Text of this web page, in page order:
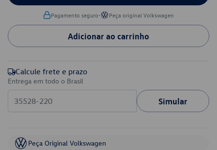
Pagamento seguro• Peça original Volkswagen
Adicionar ao carrinho
Calcule frete e prazo
Entrega em todo o Brasil
Simular
Peça Original Volkswagen